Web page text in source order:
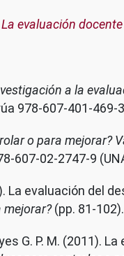
La evaluación
a la
978-607-401-469-
o para mejorar?
607-02-2747-9
La evaluación
mejorar?(pp. 81-
G. P. M.